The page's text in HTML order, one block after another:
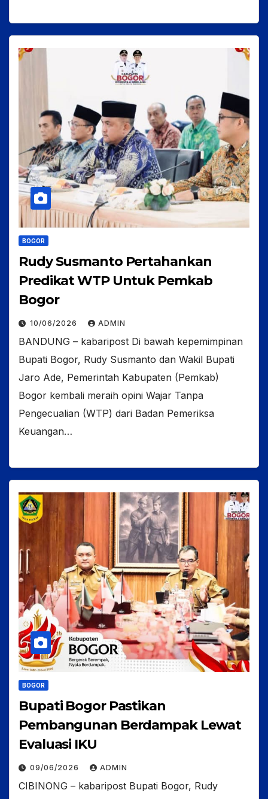
BOGOR
Rudy Susmanto Pertahankan
Predikat WTP Untuk Pemkab
Bogor
10/06/2026 ADMIN
BANDUNG – kabaripost Di bawah kepemimpinan
Bupati Bogor, Rudy Susmanto dan Wakil Bupati
Jaro Ade, Pemerintah Kabupaten (Pemkab)
Bogor kembali meraih opini Wajar Tanpa
Pengecualian (WTP) dari Badan Pemeriksa
Keuangan…
BOGOR
Bupati Bogor Pastikan
Pembangunan Berdampak Lewat
Evaluasi IKU
09/06/2026 ADMIN
CIBINONG – kabaripost Bupati Bogor, Rudy